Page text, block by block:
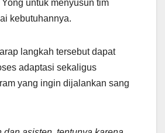
untuk menyusun tim
kebutuhannya.
langkah tersebut dapat
adaptasi sekaligus
yang ingin dijalankan sang